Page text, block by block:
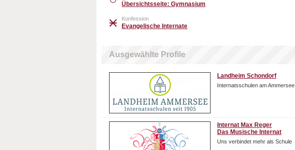
Übersichtsseite: Gymnasium
Konfession
Evangelische Internate
Ausgewählte Profile
Landheim Schondorf
Internatsschulen am Ammersee
Internat Max Reger
Das Musische Internat
Uns verbindet mehr als Schule